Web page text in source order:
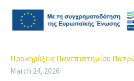
Προκηρύξεις Πανεπιστημίου
March 24, 2026